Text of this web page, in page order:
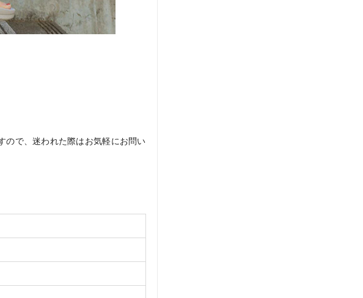
ので、迷われた際はお気軽にお問い